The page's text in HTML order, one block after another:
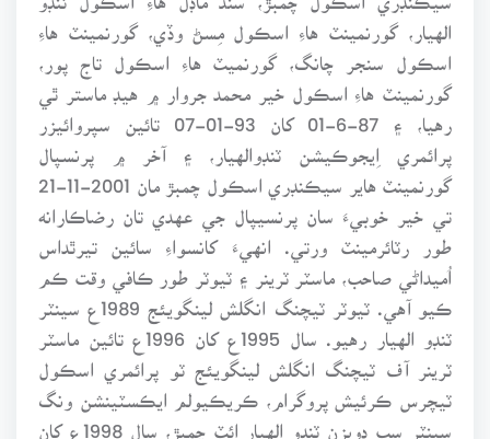
الهيار، گورنمينٽ هاءِ اسڪول مِسڻ وڏي، گورنمينٽ هاءِ
اسڪول سنجر چانگ، گورنميٽ هاءِ اسڪول تاج پور،
گورنمينٽ هاءِ اسڪول خير محمد جروار ۾ هيڊ ماستر ٿي
رهيا، ۽ 87-6-01 کان 93-01-07 تائين سپروائيزر
پرائمري اِيجوڪيشن ٽنڊوالهيار، ۽ آخر ۾ پرنسپال
گورنمينٽ هاير سيڪنڊري اسڪول چمبڙ مان 2001-11-21
تي خير خوبيءَ سان پرنسيپال جي عهدي تان رضاڪارانه
طور رٽائرمينٽ ورتي. انهيءَ کانسواءِ سائين تيرٿداس
اُميداڻي صاحب، ماسٽر ٽرينر ۽ ٽيوٽر طور ڪافي وقت ڪم
ٽنڊو الهيار رهيو. سال 1995ع کان 1996ع تائين ماسٽر
ٽرينر آف ٽيچنگ انگلش لينگويئج ٽو پرائمري اسڪول
ٽيچرس ڪرئيش پروگرام، ڪريڪيولم ايڪسٽينشن ونگ
سينٽر سب ڊويزن ٽنڊو الهيار ائٽ چمبڙ، سال 1998ع کان